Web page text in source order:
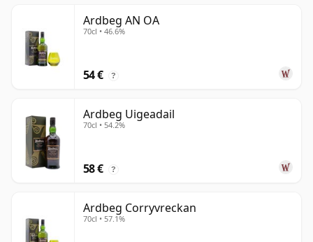
Ardbeg AN OA
70cl • 46.6%
54 € ?
Ardbeg Uigeadail
70cl • 54.2%
58 € ?
Ardbeg Corryvreckan
70cl • 57.1%